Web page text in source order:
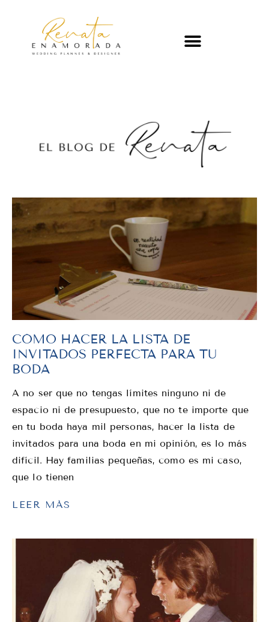
CÓMO HACER LA LISTA DE
INVITADOS PERFECTA PARA TU
BODA
A no ser que no tengas límites ninguno ni de
espacio ni de presupuesto, que no te importe que
en tu boda haya mil personas, hacer la lista de
invitados para una boda en mi opinión, es lo más
difícil. Hay familias pequeñas, como es mi caso,
que lo tienen
LEER MÁS